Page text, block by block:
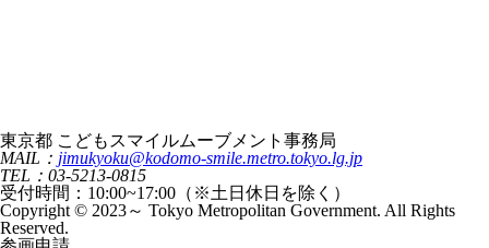
東京都 こどもスマイルムーブメント事務局
MAIL： jimukyoku@kodomo-smile.metro.tokyo.lg.jp
TEL：03-5213-0815
受付時間：10:00~17:00（※土日休日を除く）
Copyright © 2023～ Tokyo Metropolitan Government. All Rights
Reserved.